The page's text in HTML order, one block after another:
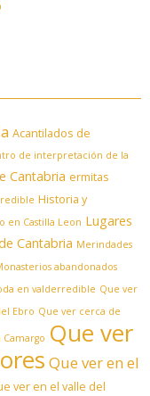
Acantilados de
de interpretación de la
Cantabria ermitas
Historia y
en Castilla Leon Lugares
Cantabria Merindades
abandonados
en valderredible Que ver
Ebro Que ver cerca de
Que ver
Que ver en el
ver en el valle del